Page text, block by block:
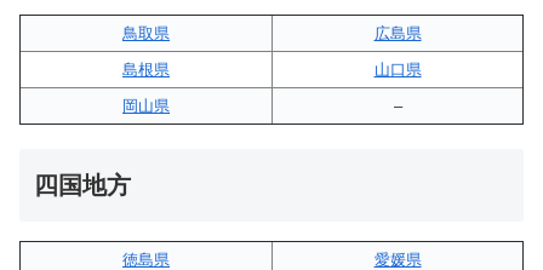
鳥取県
広島県
島根県
山口県
岡山県
–
四国地方
徳島県
愛媛県